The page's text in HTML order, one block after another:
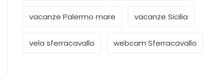
vacanze Palermo mare vacanze Sicilia
vela sferracavallo webcam Sferracavallo